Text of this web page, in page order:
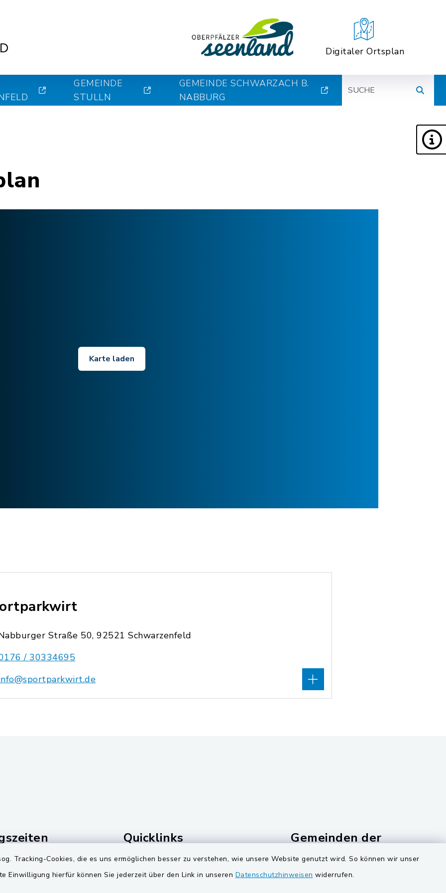
Tracking-Cookies, die es uns ermöglichen besser zu verstehen, wie unsere Website genutzt wird. So können wir unser
Einwilligung hierfür können Sie jederzeit über den Link in unseren Datenschutzhinweisen widerrufen.
Digitaler Ortsplan
GEMEINDE
STULLN
GEMEINDE SCHWARZACH B.
NABBURG
Karte laden
Straße 50, 92521 Schwarzenfeld
/ 30334695
Uhr
Quicklinks
Landkreis Schwandorf
Gemeinden der
Gemeinde Schwarzach bei Nabburg